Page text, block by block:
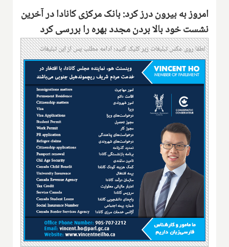
امروز به بیرون درز کرد: بانک مرکزی کانادا در آخرین
نشست خود بالا بردن مجدد بهره را بررسی کرد
لطفا روی عکس تبلیغات زیر کلیک کنید؛ ادامه مطلب پس از این تبلیغات